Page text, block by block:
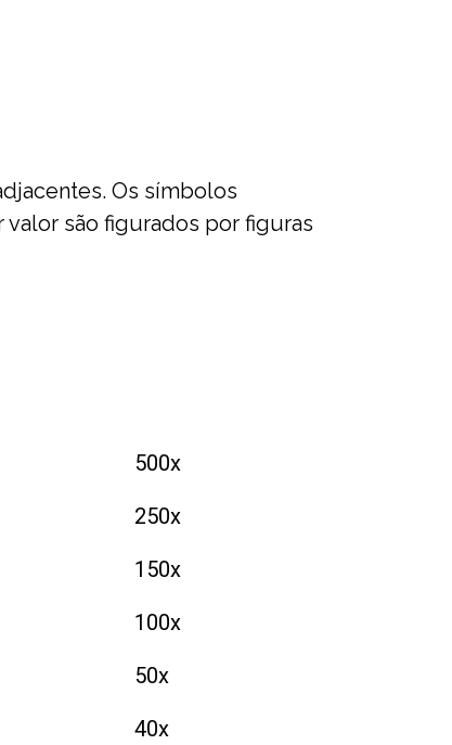
Os símbolos
são figurados por figuras
500x
250x
150x
100x
50x
40x